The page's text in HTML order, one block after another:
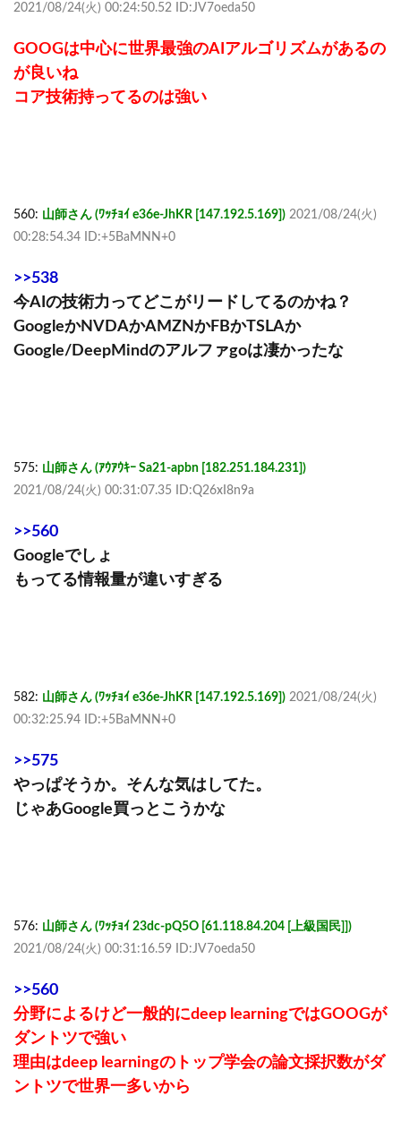
2021/08/24(火) 00:24:50.52 ID:JV7oeda50
GOOGは中心に世界最強のAIアルゴリズムがあるの
が良いね
コア技術持ってるのは強い
560: 山師さん (ﾜｯﾁｮｲ e36e-JhKR [147.192.5.169]) 2021/08/24(火)
00:28:54.34 ID:+5BaMNN+0
>>538
今AIの技術力ってどこがリードしてるのかね？
GoogleかNVDAかAMZNかFBかTSLAか
Google/DeepMindのアルファgoは凄かったな
575: 山師さん (ｱｳｱｳｷｰ Sa21-apbn [182.251.184.231])
2021/08/24(火) 00:31:07.35 ID:Q26xI8n9a
>>560
Googleでしょ
もってる情報量が違いすぎる
582: 山師さん (ﾜｯﾁｮｲ e36e-JhKR [147.192.5.169]) 2021/08/24(火)
00:32:25.94 ID:+5BaMNN+0
>>575
やっぱそうか。そんな気はしてた。
じゃあGoogle買っとこうかな
576: 山師さん (ﾜｯﾁｮｲ 23dc-pQ5O [61.118.84.204 [上級国民]])
2021/08/24(火) 00:31:16.59 ID:JV7oeda50
>>560
分野によるけど一般的にdeep learningではGOOGが
ダントツで強い
理由はdeep learningのトップ学会の論文採択数がダ
ントツで世界一多いから